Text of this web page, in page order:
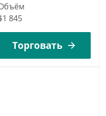
845
Торговать